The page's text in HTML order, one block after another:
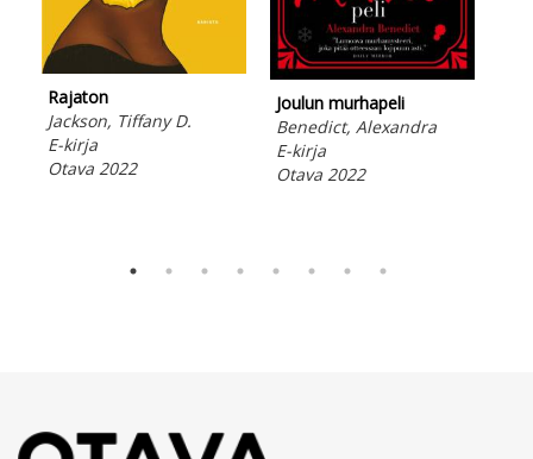
Rajaton
Jackson, Tiffany D.
E-kirja
Otava 2022
Joulun murhapeli
Benedict, Alexandra
E-kirja
Otava 2022